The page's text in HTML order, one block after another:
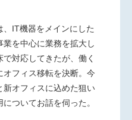
IT機器をメインにした
業を中心に業務を拡大し
対応してきたが、働く
フィス移転を決断。今
新オフィスに込めた狙い
ついてお話を伺った。